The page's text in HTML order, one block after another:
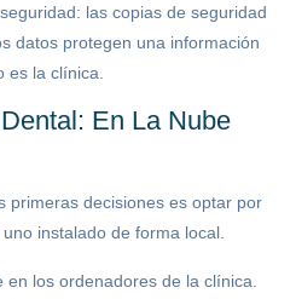
las copias de seguridad
datos protegen una información
es la clínica.
En La Nube
primeras decisiones es optar por
instalado de forma local.
en los ordenadores de la clínica.